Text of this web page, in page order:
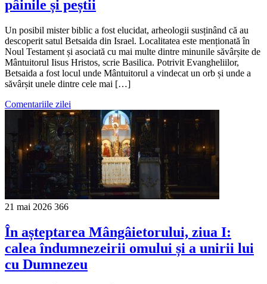
pâinile și peștii
Un posibil mister biblic a fost elucidat, arheologii susținând că au
descoperit satul Betsaida din Israel. Localitatea este menționată în
Noul Testament și asociată cu mai multe dintre minunile săvârșite de
Mântuitorul Iisus Hristos, scrie Basilica. Potrivit Evangheliilor,
Betsaida a fost locul unde Mântuitorul a vindecat un orb și unde a
săvârșit unele dintre cele mai […]
Comentariile zilei
21 mai 2026 366
În așteptarea Mângâietorului, ziua I:
calea îndumnezeirii omului și a unirii lui
cu Dumnezeu